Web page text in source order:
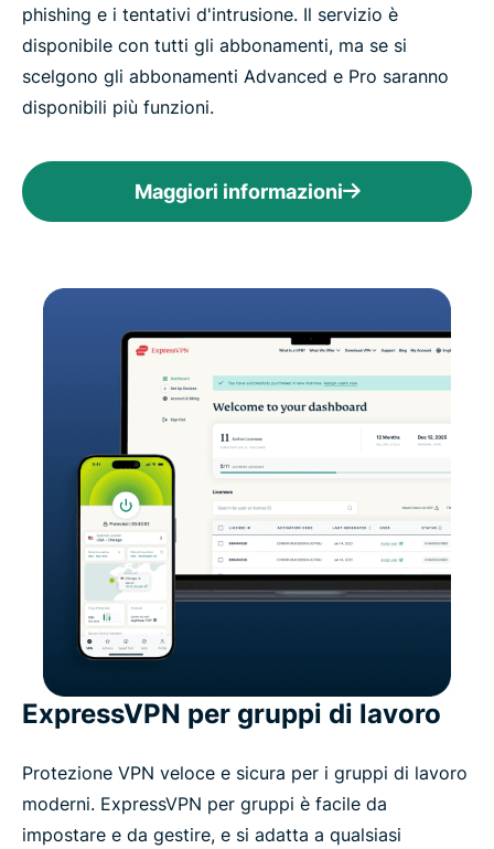
phishing e i tentativi d'intrusione. Il servizio è
disponibile con tutti gli abbonamenti, ma se si
scelgono gli abbonamenti Advanced e Pro saranno
disponibili più funzioni.
Maggiori informazioni
ExpressVPN per gruppi di lavoro
Protezione VPN veloce e sicura per i gruppi di lavoro
moderni. ExpressVPN per gruppi è facile da
impostare e da gestire, e si adatta a qualsiasi